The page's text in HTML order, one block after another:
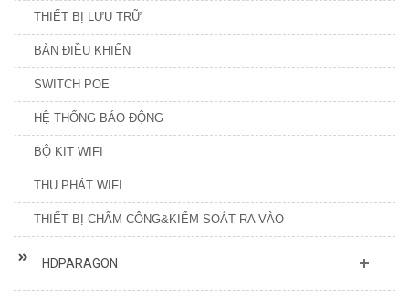
THIẾT BỊ LƯU TRỮ
BÀN ĐIỀU KHIỂN
SWITCH POE
HỆ THỐNG BÁO ĐỘNG
BỘ KIT WIFI
THU PHÁT WIFI
THIẾT BỊ CHẤM CÔNG&KIỂM SOÁT RA VÀO
HDPARAGON